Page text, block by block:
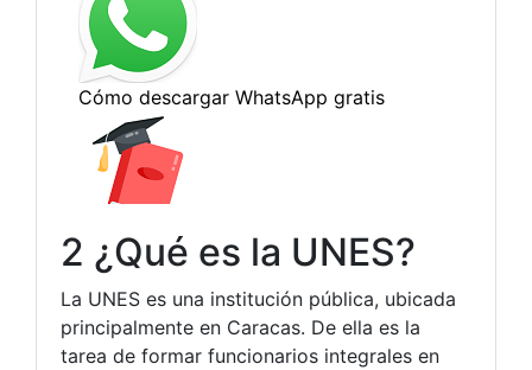
2 ¿Qué es la UNES?
La UNES es una institución pública, ubicada
principalmente en Caracas. De ella es la
tarea de formar funcionarios integrales en